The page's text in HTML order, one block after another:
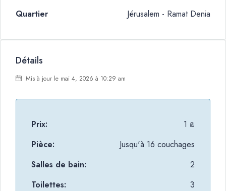
Quartier
Jérusalem - Ramat Denia
Détails
Mis à jour le mai 4, 2026 à 10:29 am
Prix:
1 ₪
Pièce:
Jusqu'à 16 couchages
Salles de bain:
2
Toilettes:
3